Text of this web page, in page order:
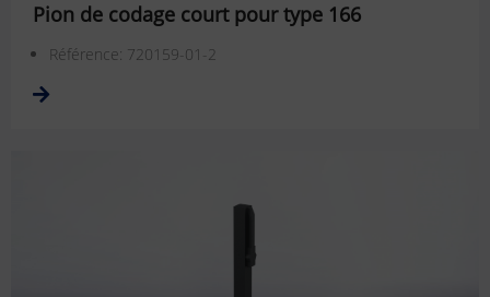
Pion de codage court pour type 166
Référence: 720159-01-2